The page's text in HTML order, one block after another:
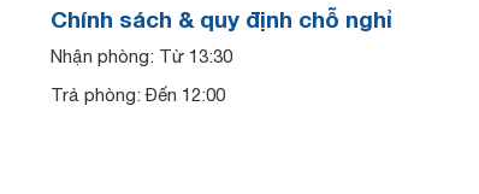
Chính sách & quy định chỗ nghỉ
Nhận phòng: Từ 13:30
Trả phòng: Đến 12:00